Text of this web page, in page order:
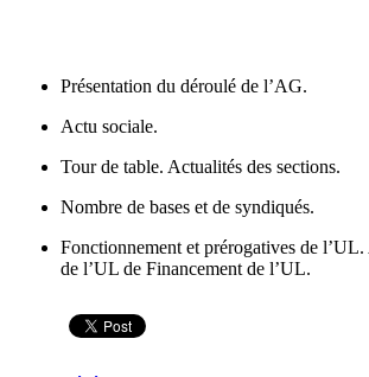
Présentation du déroulé de l’AG.
Actu sociale.
Tour de table. Actualités des sections.
Nombre de bases et de syndiqués.
Fonctionnement et prérogatives de
de l’UL de Financement de l’UL.